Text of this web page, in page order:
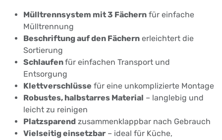
Mülltrennsystem mit 3 Fächern für einfache
Mülltrennung
Beschriftung auf den Fächern erleichtert die
Sortierung
Schlaufenfür einfachen Transport und
Entsorgung
Klettverschlüsse für eine unkomplizierte Montage
Robustes, halbstarres Material – langlebig und
leicht zu reinigen
Platzsparend zusammenklappbar nach Gebrauch
Vielseitig einsetzbar – ideal für Küche,